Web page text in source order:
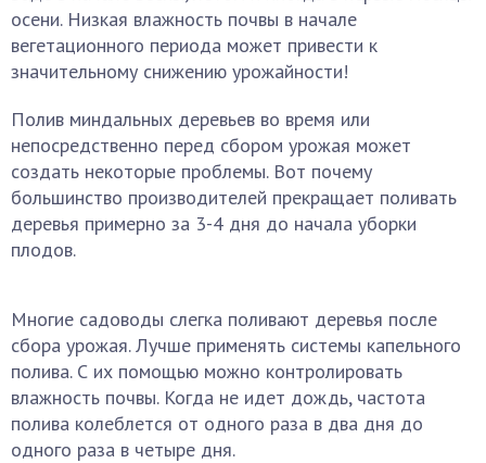
осени. Низкая влажность почвы в начале
вегетационного периода может привести к
значительному снижению урожайности!
Полив миндальных деревьев во время или
непосредственно перед сбором урожая может
создать некоторые проблемы. Вот почему
большинство производителей прекращает поливать
деревья примерно за 3-4 дня до начала уборки
плодов.
Многие садоводы слегка поливают деревья после
сбора урожая. Лучше применять системы капельного
полива. С их помощью можно контролировать
влажность почвы. Когда не идет дождь, частота
полива колеблется от одного раза в два дня до
одного раза в четыре дня.